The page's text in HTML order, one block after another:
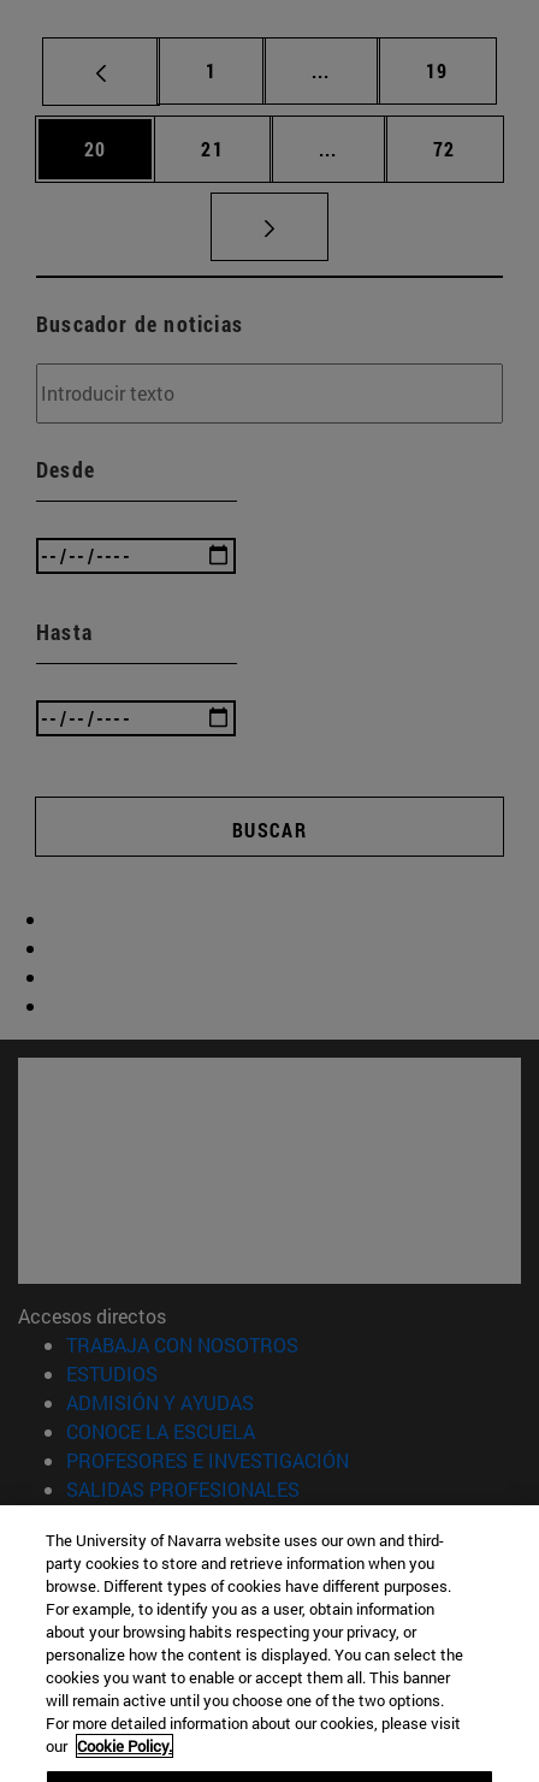
Página
1 ... Páginas intermedias
Página
19
Página
20 Página
21 ... Páginas intermedias
Página
72
Buscador de noticias
Desde
Hasta
BUSCAR
Accesos directos
TRABAJA CON NOSOTROS
ESTUDIOS
ADMISIÓN Y AYUDAS
CONOCE LA ESCUELA(abre en nueva ventana)
PROFESORES E INVESTIGACIÓN
SALIDAS PROFESIONALES
Información
TFNO +34 943 21 98 77
¿QUÉ GRADO TE INTERESA?
¿QUÉ MÁSTER TE INTERESA?
© Universidad de Navarra
Información legal
Accesibilidad
The University of Navarra website uses our own and third-
party cookies to store and retrieve information when you
browse. Different types of cookies have different purposes.
For example, to identify you as a user, obtain information
about your browsing habits respecting your privacy, or
personalize how the content is displayed. You can select the
cookies you want to enable or accept them all. This banner
will remain active until you choose one of the two options.
For more detailed information about our cookies, please visit
our Cookie Policy.